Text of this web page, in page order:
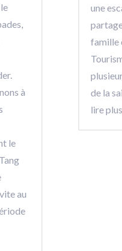
à
le
au
une
famille
de la
lire plus